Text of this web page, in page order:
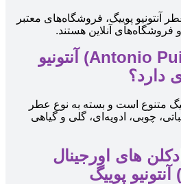
آنتونیو پوییگ، فروشگاه‌های معتبر
فروشگاه‌های آنلاین هستند.
عطر و ادکلن (Antonio Puig) آنتونیو
دارد؟
متنوع است و بسته به نوع عطر
چوبی، ادویه‌ای، گلی و گیاهی
های اورجینال